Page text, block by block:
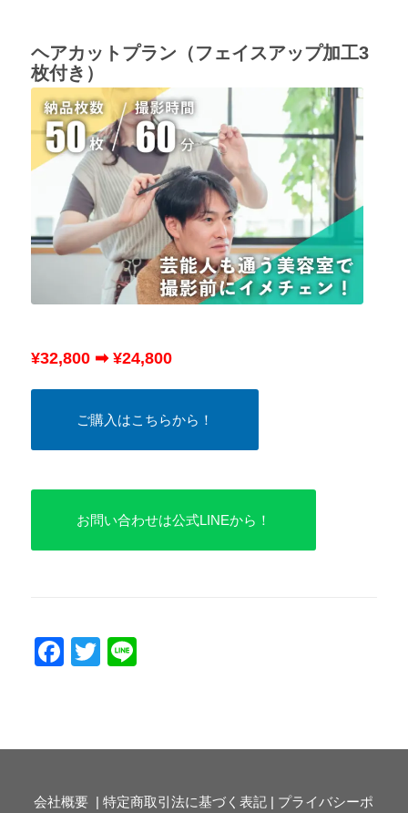
ヘアカットプラン（フェイスアップ加工3
枚付き）
¥32,800 ➡ ¥24,800
ご購入はこちらから！
お問い合わせは公式LINEから！
Facebook
Twitter
Line
会社概要 | 特定商取引法に基づく表記 | プライバシーポ